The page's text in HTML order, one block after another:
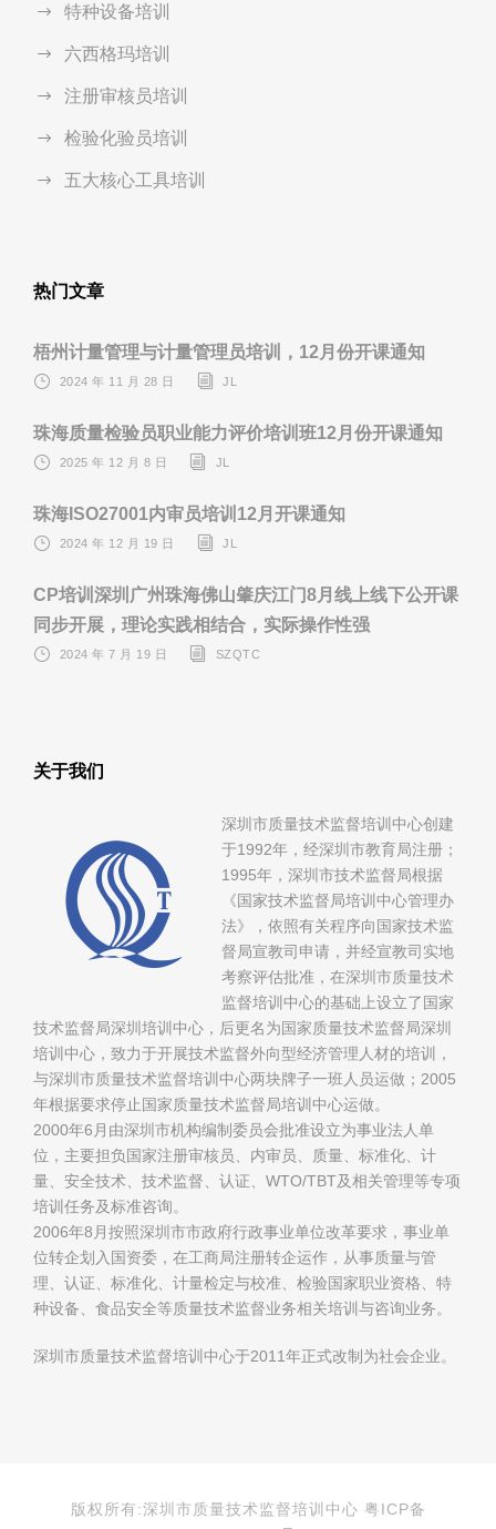
特种设备培训
六西格玛培训
注册审核员培训
检验化验员培训
五大核心工具培训
热门文章
梧州计量管理与计量管理员培训，12月份开课通知
2024 年 11 月 28 日 JL
珠海质量检验员职业能力评价培训班12月份开课通知
2025 年 12 月 8 日 JL
珠海ISO27001内审员培训12月开课通知
2024 年 12 月 19 日 JL
CP培训深圳广州珠海佛山肇庆江门8月线上线下公开课
同步开展，理论实践相结合，实际操作性强
2024 年 7 月 19 日 SZQTC
关于我们
深圳市质量技术监督培训中心创建
于1992年，经深圳市教育局注册；
1995年，深圳市技术监督局根据
《国家技术监督局培训中心管理办
法》，依照有关程序向国家技术监
督局宣教司申请，并经宣教司实地
考察评估批准，在深圳市质量技术
监督培训中心的基础上设立了国家
技术监督局深圳培训中心，后更名为国家质量技术监督局深圳
培训中心，致力于开展技术监督外向型经济管理人材的培训，
与深圳市质量技术监督培训中心两块牌子一班人员运做；2005
年根据要求停止国家质量技术监督局培训中心运做。
2000年6月由深圳市机构编制委员会批准设立为事业法人单
位，主要担负国家注册审核员、内审员、质量、标准化、计
量、安全技术、技术监督、认证、WTO/TBT及相关管理等专项
培训任务及标准咨询。
2006年8月按照深圳市市政府行政事业单位改革要求，事业单
位转企划入国资委，在工商局注册转企运作，从事质量与管
理、认证、标准化、计量检定与校准、检验国家职业资格、特
种设备、食品安全等质量技术监督业务相关培训与咨询业务。
深圳市质量技术监督培训中心于2011年正式改制为社会企业。
版权所有:深圳市质量技术监督培训中心 粤ICP备